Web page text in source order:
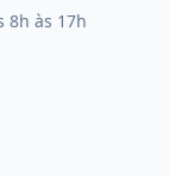
8h às 17h